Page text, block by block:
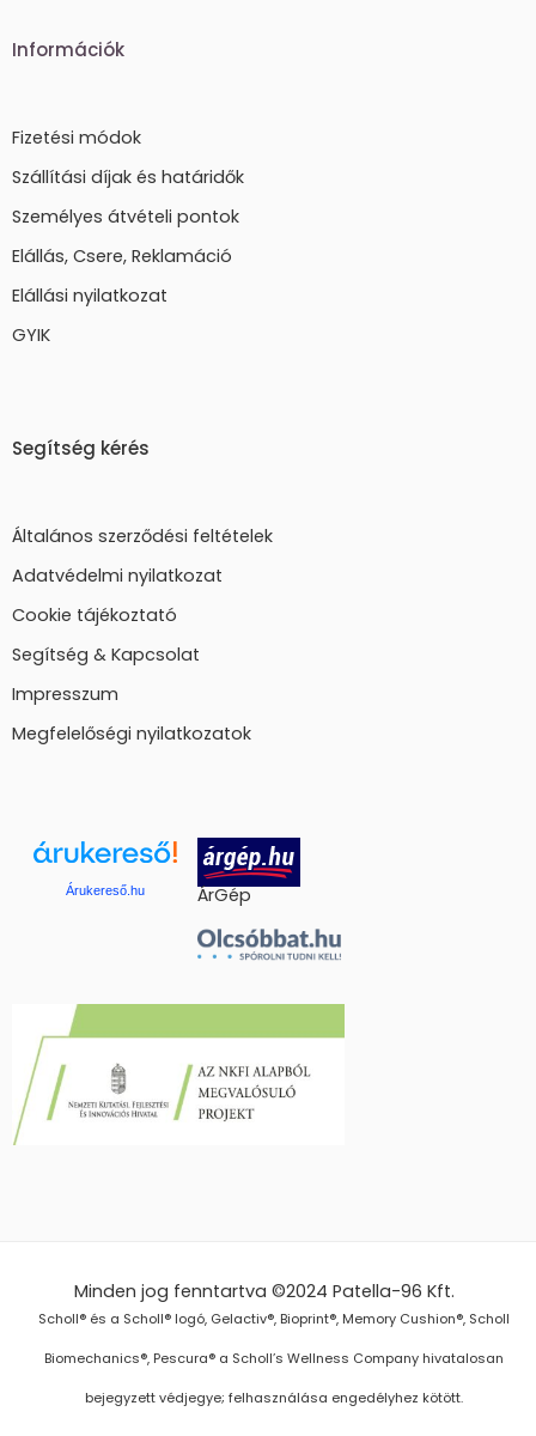
Információk
Fizetési módok
Szállítási díjak és határidők
Személyes átvételi pontok
Elállás, Csere, Reklamáció
Elállási nyilatkozat
GYIK
Segítség kérés
Általános szerződési feltételek
Adatvédelmi nyilatkozat
Cookie tájékoztató
Segítség & Kapcsolat
Impresszum
Megfelelőségi nyilatkozatok
Árukereső.hu ÁrGép
Minden jog fenntartva ©2024Patella-96 Kft.
Scholl® és a Scholl® logó, Gelactiv®, Bioprint®, Memory Cushion®, Scholl
Biomechanics®, Pescura® a Scholl’s Wellness Company hivatalosan
bejegyzett védjegye; felhasználása engedélyhez kötött.